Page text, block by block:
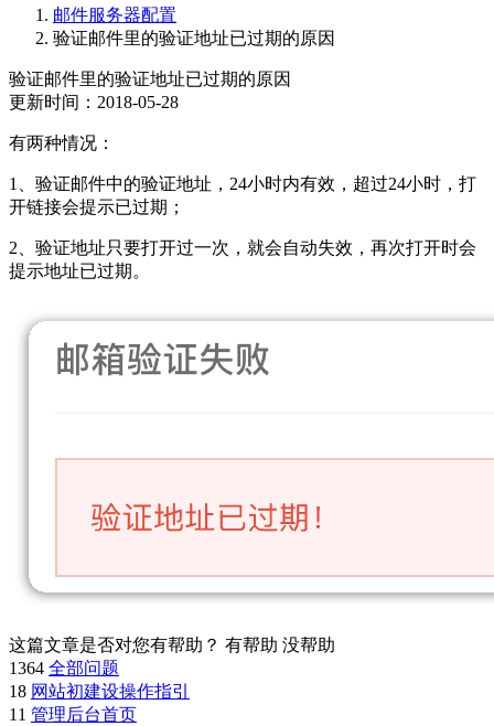
邮件服务器配置
验证邮件里的验证地址已过期的原因
验证邮件里的验证地址已过期的原因
更新时间：2018-05-28
有两种情况：
1、验证邮件中的验证地址，24小时内有效，超过24小时，打
开链接会提示已过期；
2、验证地址只要打开过一次，就会自动失效，再次打开时会
提示地址已过期。
这篇文章是否对您有帮助？ 有帮助 没帮助
1364 全部问题
18 网站初建设操作指引
11 管理后台首页